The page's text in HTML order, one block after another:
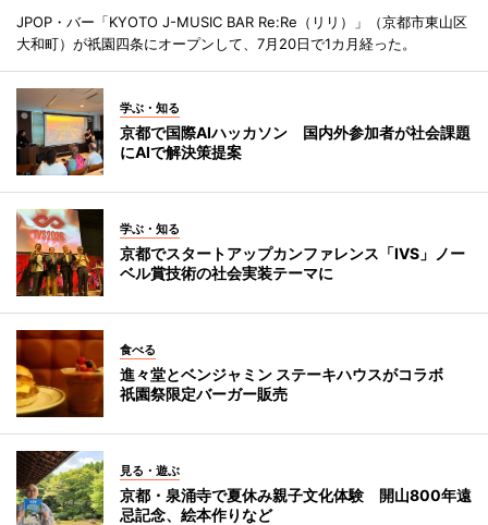
JPOP・バー「KYOTO J-MUSIC BAR Re:Re（リリ）」（京都市東山区
大和町）が祇園四条にオープンして、7月20日で1カ月経った。
学ぶ・知る
京都で国際AIハッカソン 国内外参加者が社会課題
にAIで解決策提案
学ぶ・知る
京都でスタートアップカンファレンス「IVS」ノー
ベル賞技術の社会実装テーマに
食べる
進々堂とベンジャミン ステーキハウスがコラボ
祇園祭限定バーガー販売
見る・遊ぶ
京都・泉涌寺で夏休み親子文化体験 開山800年遠
忌記念、絵本作りなど